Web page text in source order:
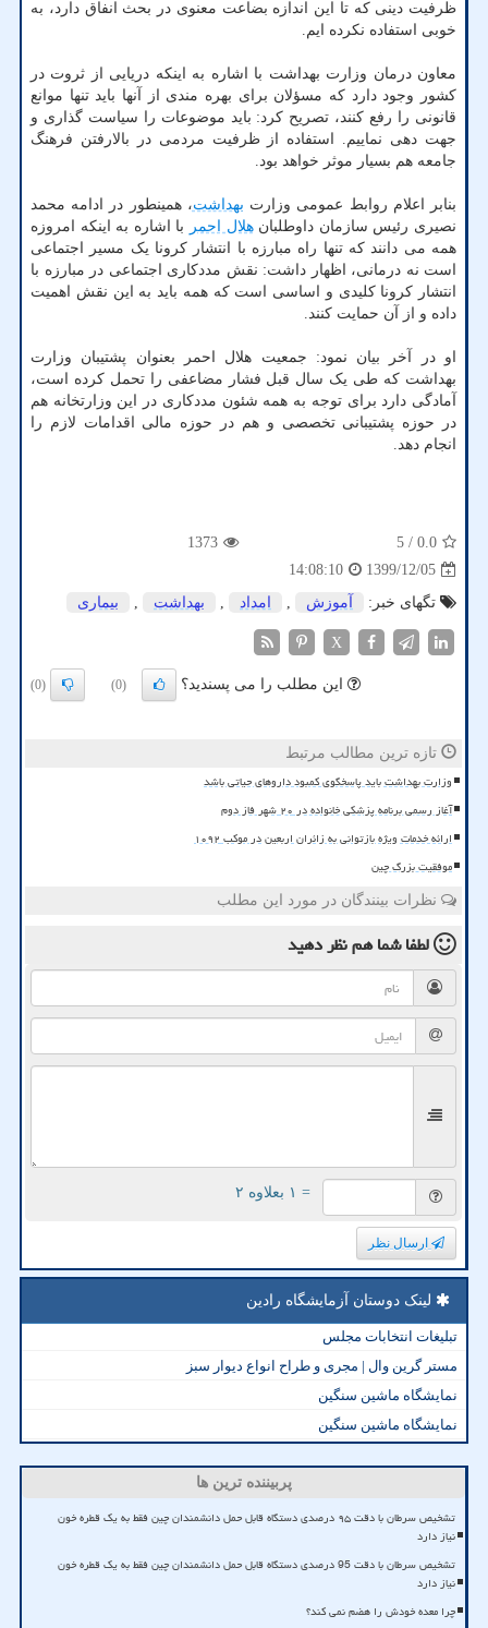
ظرفیت دینی که تا این اندازه بضاعت معنوی در بحث انفاق دارد، به
خوبی استفاده نکرده ایم.
معاون درمان وزارت بهداشت با اشاره به اینکه دریایی از ثروت در
کشور وجود دارد که مسؤلان برای بهره مندی از آنها باید تنها موانع
قانونی را رفع کنند، تصریح کرد: باید موضوعات را سیاست گذاری و
جهت دهی نماییم. استفاده از ظرفیت مردمی در بالارفتن فرهنگ
جامعه هم بسیار موثر خواهد بود.
بنابر اعلام روابط عمومی وزارت بهداشت، همینطور در ادامه محمد
نصیری رئیس سازمان داوطلبانهلال احمر
با اشاره به اینکه امروزه
همه می دانند که تنها راه مبارزه با انتشار کرونا یک مسیر اجتماعی
است نه درمانی، اظهار داشت: نقش مددکاری اجتماعی در مبارزه با
انتشار کرونا کلیدی و اساسی است که همه باید به این نقش اهمیت
داده و از آن حمایت کنند.
او در آخر بیان نمود: جمعیت هلال احمر بعنوان پشتیبان وزارت
بهداشت که طی یک سال قبل فشار مضاعفی را تحمل کرده است،
آمادگی دارد برای توجه به همه شئون مددکاری در این وزارتخانه هم
در حوزه پشتیبانی تخصصی و هم در حوزه مالی اقدامات لازم را
انجام دهد.
0.0
/ 5
1373
1399/12/05
14:08:10
تگهای خبر:
آموزش , امداد , بهداشت , بیماری
X
این مطلب را می پسندید؟ (0)
(0)
تازه ترین مطالب مرتبط
وزارت بهداشت باید پاسخگوی کمبود داروهای حیاتی باشد
آغاز رسمی برنامه پزشکی خانواده در ۲۰ شهر فاز دوم
ارائه خدمات ویژه بازتوانی به زائران اربعین در موکب ۱۰۹۲
موفقیت بزرگ چین
نظرات بینندگان در مورد این مطلب
لطفا شما همنظر دهید
= ۱ بعلاوه ۲
ارسال نظر
لینک دوستان آزمایشگاه رادین
تبلیغات انتخابات مجلس
مستر گرین وال | مجری و طراح انواع دیوار سبز
نمایشگاه ماشین سنگین
نمایشگاه ماشین سنگین
پربیننده ترین ها
تشخیص سرطان با دقت ۹۵ درصدی دستگاه قابل حمل دانشمندان چین فقط به یک قطره خون
نیاز دارد
تشخیص سرطان با دقت 95 درصدی دستگاه قابل حمل دانشمندان چین فقط به یک قطره خون
نیاز دارد
چرا معده خودش را هضم نمی کند؟